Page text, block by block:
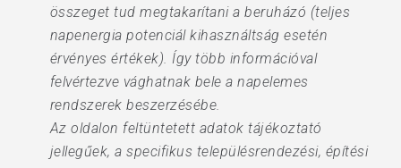
összeget tud megtakarítani a beruházó (teljes
napenergia potenciál kihasználtság esetén
érvényes értékek). Így több információval
felvértezve vághatnak bele a napelemes
rendszerek beszerzésébe.
Az oldalon feltüntetett adatok tájékoztató
jellegűek, a specifikus településrendezési, építési